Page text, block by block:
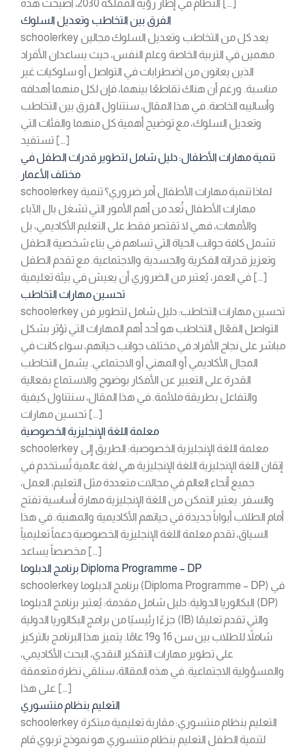
النظام في إطار رؤية المملكة 2030، أصبحت هذه […]
الفرق بين التخاطب وتعديل السلوك
schoolerkey يعد كل من التخاطب وتعديل السلوك مجالين
مهمين في التربية الخاصة وعلم النفس، حيث يساعدان الأفراد
الذين يعانون من اضطرابات في التواصل أو سلوكيات غير
مناسبة. ورغم أن هناك تقاطعًا بينهما، فإن لكل منهما أهدافه
وأساليبه الخاصة. في هذا المقال، سنتناول الفرق بين التخاطب
وتعديل السلوك، مع توضيح أهمية كل منهما والفئات التي
تستفيد […]
تنمية مهارات الأطفال: دليل شامل لتطوير قدرات الطفل في
مختلف الأعمار
schoolerkey لماذا تنمية مهارات الأطفال أمر ضروري؟ تنمية
مهارات الأطفال تُعد من أهم الأمور التي تشغل بال الآباء
والأمهات، فهي لا تقتصر فقط على التعليم الأكاديمي، بل
تشمل كافة جوانب الحياة التي تساهم في بناء شخصية الطفل
وتعزيز قدراته الفكرية والجسدية والاجتماعية. مع تقدم الطفل
في العمر، يُعتبر من الضروري أن يعيش في بيئة تعليمية […]
تحسين مهارات التخاطب
schoolerkey تحسين مهارات التخاطب: دليل شامل لتطوير فن
التواصل الفعّال التخاطب هو أحد أهم المهارات التي تؤثر بشكل
مباشر على نجاح الأفراد في مختلف جوانب حياتهم، سواء كانت في
المجال الأكاديمي أو المهني أو الاجتماعي. يشمل التخاطب
القدرة على التعبير عن الأفكار بوضوح والاستماع بفعالية
والتفاعل بطريقة ملائمة. في هذا المقال، سنتناول كيفية
تحسين مهارات […]
معلمة اللغة الإنجليزية الخصوصية
schoolerkey معلمة اللغة الإنجليزية الخصوصية: الطريق إلى
إتقان اللغة الإنجليزية اللغة الإنجليزية هي لغة عالمية تُستخدم في
جميع أنحاء العالم في مجالات متعددة مثل التعليم، العمل،
والسفر. يعتبر التمكن من اللغة الإنجليزية مهارة أساسية تفتح
أمام الطلاب أبواباً جديدة في حياتهم الأكاديمية والمهنية. في هذا
السياق، تقدم معلمة اللغة الإنجليزية الخصوصية دعماً تعليمياً
مخصصاً يساعد […]
برنامج الدبلوما Diploma Programme – DP
schoolerkey برنامج الدبلوما (Diploma Programme – DP) في
البكالوريا الدولية: دليل شامل مقدمة: يُعتبر برنامج الدبلوما (DP)
جزءًا رئيسيًا من برامج البكالوريا الدولية (IB) والتي تقدم تعليمًا
شاملاً للطلاب بين سن 16 و19 عامًا. يتميز هذا البرنامج بالتركيز
على تطوير مهارات التفكير النقدي، البحث الأكاديمي،
والمسؤولية الاجتماعية. في هذه المقالة، سنلقي نظرة متعمقة
على هذا […]
التعليم بنظام منتسوري
schoolerkey التعليم بنظام منتسوري: مقاربة تعليمية مبتكرة
لتنمية الطفل التعليم بنظام منتسوري هو نموذج تربوي قام